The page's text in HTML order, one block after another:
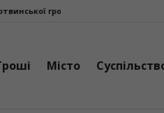
поповнив ще один шкільний
Місто